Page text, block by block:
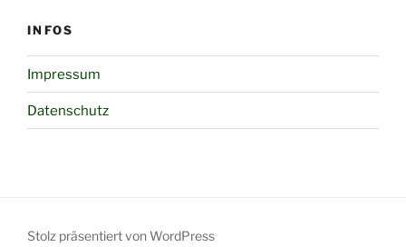
INFOS
Impressum
Datenschutz
Stolz präsentiert von WordPress